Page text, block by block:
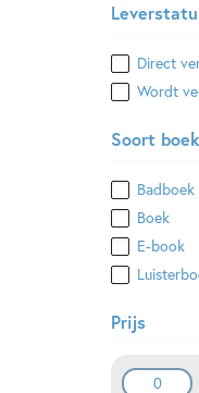
Direct
Wordt
Soort boek
Badboek
Boek
E-book
Prijs